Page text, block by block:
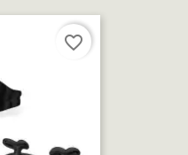
favorite_border